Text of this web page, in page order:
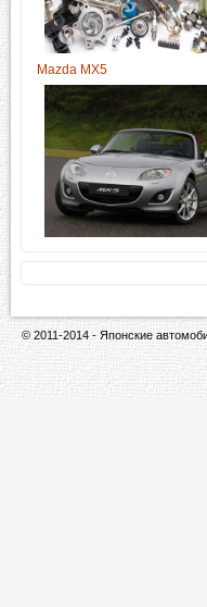
Mazda MX5
© 2011-2014 - Японские